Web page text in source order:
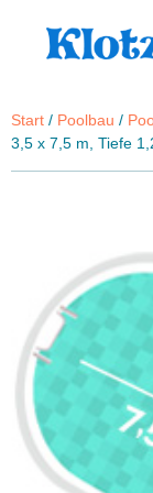
Start / Poolbau /
3,5 x 7,5 m, Tiefe